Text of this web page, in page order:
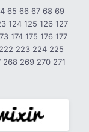
65 66 67 68 69
124 125 126 127
174 175 176 177
222 223 224 225
268 269 270 271